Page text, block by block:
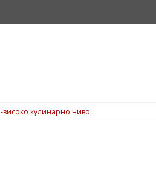
кулинарно ниво